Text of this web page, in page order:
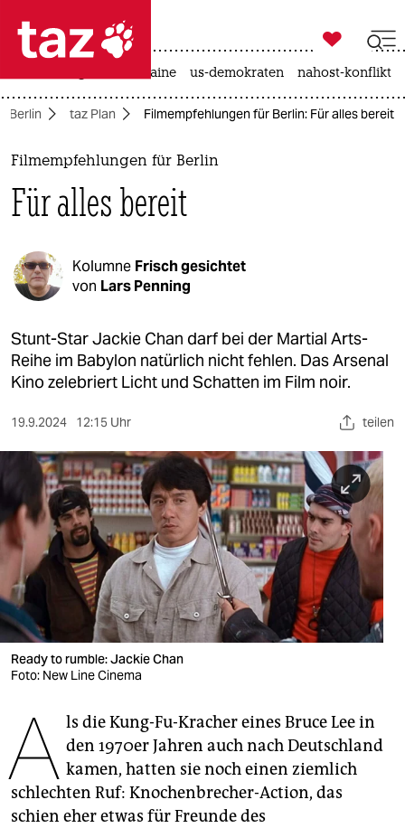
 taz zahl ich
taz zahl ich
themen
politik
öko
gesellschaft
kultur
sport
nord
wahrheit
verlag
verlag
veranstaltungen
shop
fragen & hilfe
abo
genossenschaft
epaper login

taz zahl ich
krieg in der ukraine us-demokraten nahost-konflikt
Berlin taz Plan Filmempfehlungen für Berlin: Für alles bereit
Filmempfehlungen für Berlin
Für alles bereit
Kolumne Frisch gesichtet
von Lars Penning
Stunt-Star Jackie Chan darf bei der Martial Arts-
Reihe im Babylon natürlich nicht fehlen. Das Arsenal
Kino zelebriert Licht und Schatten im Film noir.
19.9.2024 12:15 Uhr teilen
Ready to rumble: Jackie Chan
Foto: New Line Cinema
A ls die Kung-Fu-Kracher eines Bruce Lee in
den 1970er Jahren auch nach Deutschland
kamen, hatten sie noch einen ziemlich
schlechten Ruf: Knochenbrecher-Action, das
schien eher etwas für Freunde des